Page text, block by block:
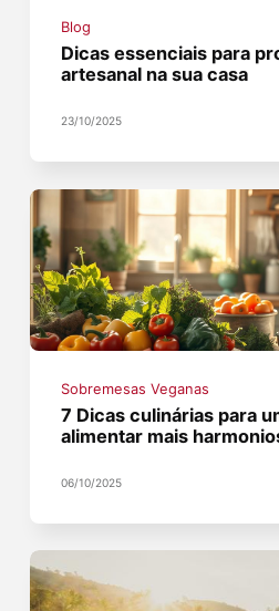
Blog
Dicas essenciais para
artesanal na sua casa
23/10/2025
Sobremesas Veganas
7 Dicas culinárias para
alimentar mais
06/10/2025